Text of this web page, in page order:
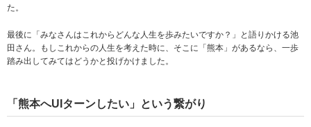
た。
最後に「みなさんはこれからどんな人生を歩みたいですか？」と語りかける池
田さん。もしこれからの人生を考えた時に、そこに「熊本」があるなら、一歩
踏み出してみてはどうかと投げかけました。
「熊本へUIターンしたい」という繋がり